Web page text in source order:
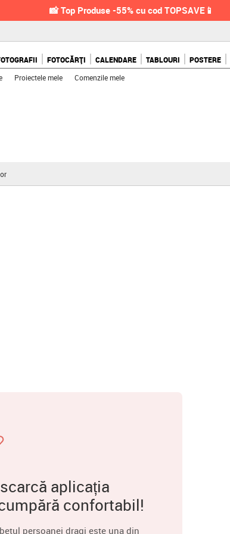
📸 Top Produse -55% cu cod TOPSAVE📱
FOTOCĂRȚI CALENDARE TABLOURI POSTERE
Proiectele mele Comenzile mele
aplicația
confortabil!
persoanei dragi este una din